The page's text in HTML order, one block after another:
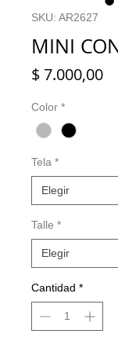
SKU: AR2627
MINI
$ 7.000,00
Color *
Tela *
Talle *
Cantidad *